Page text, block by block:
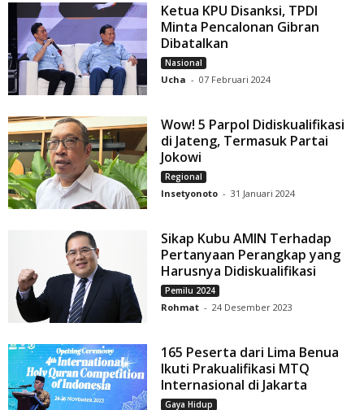
Ketua KPU Disanksi, TPDI
Minta Pencalonan Gibran
Dibatalkan
Nasional
Ucha - 07 Februari 2024
Wow! 5 Parpol Didiskualifikasi
di Jateng, Termasuk Partai
Jokowi
Regional
Insetyonoto - 31 Januari 2024
Sikap Kubu AMIN Terhadap
Pertanyaan Perangkap yang
Harusnya Didiskualifikasi
Pemilu 2024
Rohmat - 24 Desember 2023
165 Peserta dari Lima Benua
Ikuti Prakualifikasi MTQ
Internasional di Jakarta
Gaya Hidup